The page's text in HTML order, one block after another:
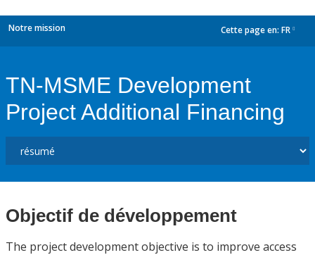
Notre mission Cette page en: FR
TN-MSME Development
Project Additional Financing
Objectif de développement
The project development objective is to improve access